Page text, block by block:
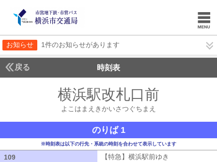
お知らせ 1件のお知らせがあります
戻る 時刻表
横浜駅改札口前
よこはまえきかいさつぐちまえ
のりば 1
※時刻表は以下の行先・系統の時刻を合わせて表示しています
109 【特急】横浜駅前ゆき